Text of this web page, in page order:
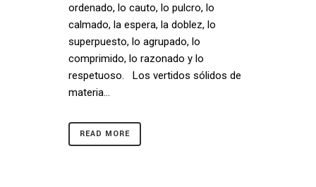
ordenado, lo cauto, lo pulcro, lo
calmado, la espera, la doblez, lo
superpuesto, lo agrupado, lo
comprimido, lo razonado y lo
respetuoso. Los vertidos sólidos de
materia...
READ MORE